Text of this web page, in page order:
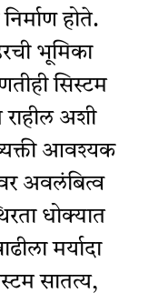
होते.
भूमिका
सिस्टम
अशी
आवश्यक
अवलंबित्व
धोक्यात
मर्यादा
सातत्य,